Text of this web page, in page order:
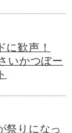
歓声！
いかつぼー
祭りになっ